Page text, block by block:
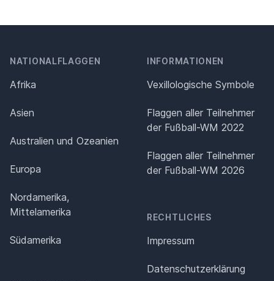
NATIONALFLAGGEN
Afrika
Asien
Australien und Ozeanien
Europa
Nordamerika,
Mittelamerika
Südamerika
INFORMATIONEN
Vexillologische Symbole
Flaggen aller Teilnehmer
der Fußball-WM 2022
Flaggen aller Teilnehmer
der Fußball-WM 2026
RECHTLICHES
Impressum
Datenschutz­erklärung